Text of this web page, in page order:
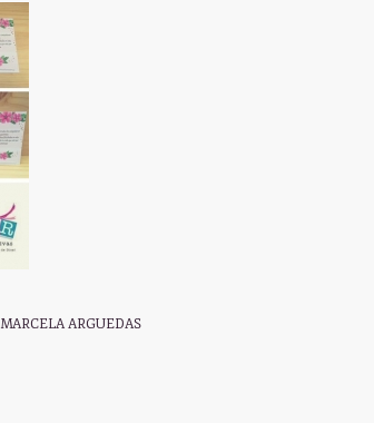
MARCELA ARGUEDAS